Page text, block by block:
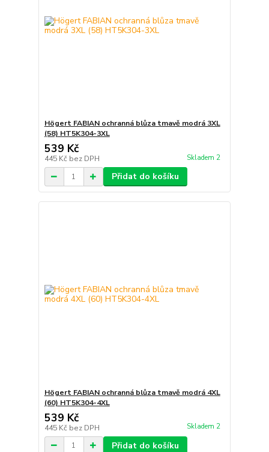
Högert FABIAN ochranná blůza tmavě modrá 3XL
(58) HT5K304-3XL
539 Kč
445 Kč bez DPH Skladem 2
Přidat do košíku
Högert FABIAN ochranná blůza tmavě modrá 4XL
(60) HT5K304-4XL
539 Kč
445 Kč bez DPH Skladem 2
Přidat do košíku